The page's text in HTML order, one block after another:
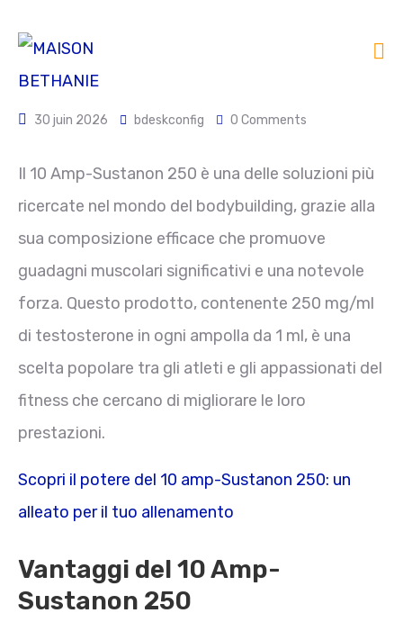
30 juin 2026 bdeskconfig 0 Comments
Il 10 Amp-Sustanon 250 è una delle soluzioni più
ricercate nel mondo del bodybuilding, grazie alla
sua composizione efficace che promuove
guadagni muscolari significativi e una notevole
forza. Questo prodotto, contenente 250 mg/ml
di testosterone in ogni ampolla da 1 ml, è una
scelta popolare tra gli atleti e gli appassionati del
fitness che cercano di migliorare le loro
prestazioni.
Scopri il potere del 10 amp-Sustanon 250: un
alleato per il tuo allenamento
Vantaggi del 10 Amp-
Sustanon 250